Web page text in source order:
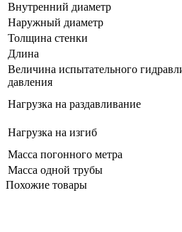
Внутренний диаметр
Наружный диаметр
Толщина стенки
Длина
Величина испытательного
давления
Нагрузка на раздавливание
Нагрузка на изгиб
Масса погонного метра
Масса одной трубы
Похожие товары